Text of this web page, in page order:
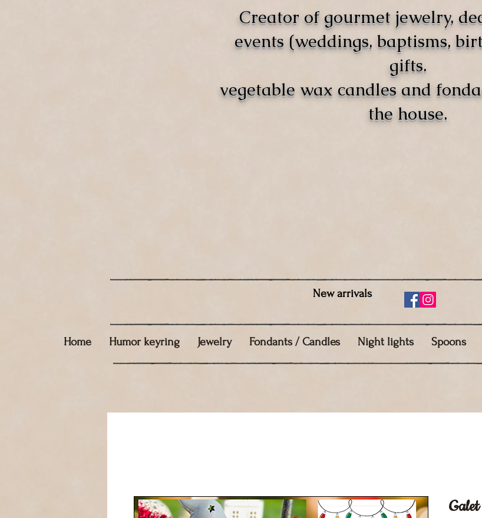
Creator of gourmet jewelry,
events (weddings, baptisms,
gifts.
vegetable wax candles and
the house.
New arrivals
Home Humor keyring Jewelry Fondants / Candles Night lights Spoons